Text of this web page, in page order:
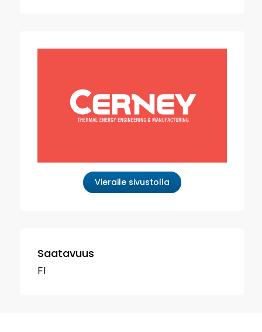
Vieraile sivustolla
Saatavuus
FI